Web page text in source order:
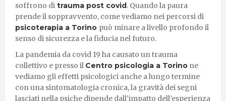
soffrono di trauma post covid. Quando la paura
prende il soppravvento, come vediamo nei percorsi di
psicoterapia a Torino può minare a livello profondo il
senso di sicurezza e la fiducia nel futuro.
La pandemia da covid 19 ha causato un trauma
collettivo e presso il Centro psicologia a Torino ne
vediamo gli effetti psicologici anche a lungo termine
con una sintomatologia cronica, la gravità dei segni
lasciati nella psiche dipende dall’impatto dell’esperienza